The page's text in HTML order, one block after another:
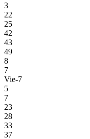
3
22
25
42
43
49
8
7
Vie-7
5
7
23
28
33
37